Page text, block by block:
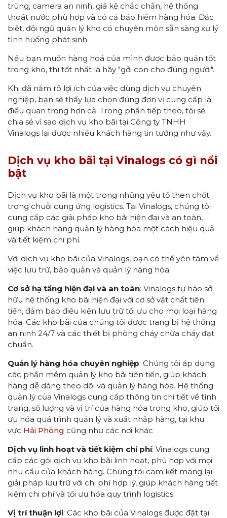
trùng, camera an ninh, giá kệ chắc chắn, hệ thống
thoát nước phù hợp và có cả bảo hiểm hàng hóa. Đặc
biệt, đội ngũ quản lý kho có chuyên môn sẵn sàng xử lý
tình huống phát sinh.
Nếu bạn muốn hàng hoá của mình được bảo quản tốt
trong kho, thì tốt nhất là hãy "gởi con cho đúng người".
Khi đã nắm rõ lợi ích của việc dùng dịch vụ chuyên
nghiệp, bạn sẽ thấy lựa chọn đúng đơn vị cung cấp là
điều quan trọng hơn cả. Trong phần tiếp theo, tôi sẽ
chia sẻ vì sao dịch vụ kho bãi tại Công ty TNHH
Vinalogs lại được nhiều khách hàng tin tưởng như vậy.
Dịch vụ kho bãi tại Vinalogs có gì nổi
bật
Dịch vụ kho bãi là một trong những yếu tố then chốt
trong chuỗi cung ứng logistics. Tại Vinalogs, chúng tôi
cung cấp các giải pháp kho bãi hiện đại và an toàn,
giúp khách hàng quản lý hàng hóa một cách hiệu quả
và tiết kiệm chi phí.
Với dịch vụ kho bãi của Vinalogs, bạn có thể yên tâm về
việc lưu trữ, bảo quản và quản lý hàng hóa.
Cơ sở hạ tầng hiện đại và an toàn: Vinalogs tự hào sở
hữu hệ thống kho bãi hiện đại với cơ sở vật chất tiên
tiến, đảm bảo điều kiện lưu trữ tối ưu cho mọi loại hàng
hóa. Các kho bãi của chúng tôi được trang bị hệ thống
an ninh 24/7 và các thiết bị phòng cháy chữa cháy đạt
chuẩn.
Quản lý hàng hóa chuyên nghiệp: Chúng tôi áp dụng
các phần mềm quản lý kho bãi tiên tiến, giúp khách
hàng dễ dàng theo dõi và quản lý hàng hóa. Hệ thống
quản lý của Vinalogs cung cấp thông tin chi tiết về tình
trạng, số lượng và vị trí của hàng hóa trong kho, giúp tối
ưu hóa quá trình quản lý và xuất nhập hàng, tại khu
vực Hải Phòng cũng như các nơi khác
Dịch vụ linh hoạt và tiết kiệm chi phí: Vinalogs cung
cấp các gói dịch vụ kho bãi linh hoạt, phù hợp với mọi
nhu cầu của khách hàng. Chúng tôi cam kết mang lại
giải pháp lưu trữ với chi phí hợp lý, giúp khách hàng tiết
kiệm chi phí và tối ưu hóa quy trình logistics.
Vị trí thuận lợi: Các kho bãi của Vinalogs được đặt tại